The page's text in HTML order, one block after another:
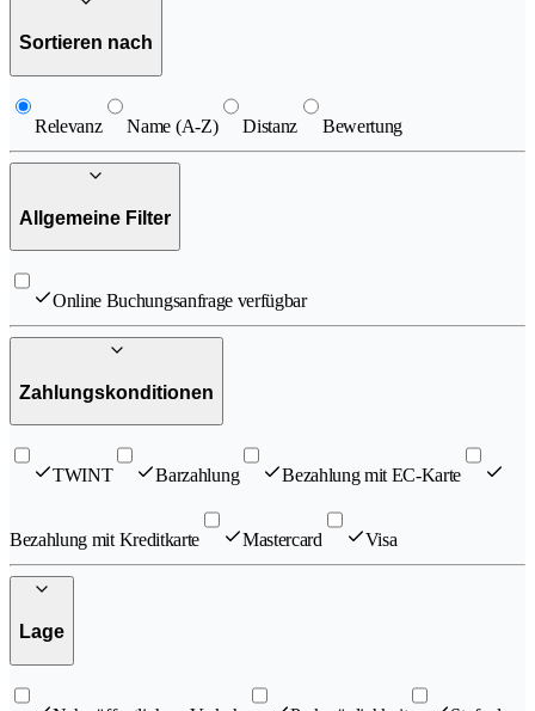
Sortieren nach
Relevanz Name (A-Z) Distanz Bewertung
Allgemeine Filter
Online Buchungsanfrage verfügbar
Zahlungskonditionen
TWINT Barzahlung Bezahlung mit EC-Karte
Bezahlung mit Kreditkarte Mastercard Visa
Lage